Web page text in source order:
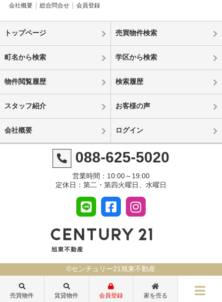
会社概要
総合問合せ 会員登録
トップページ 売買物件検索
町名から検索 学区から検索
物件閲覧履歴 検索履歴
スタッフ紹介 お客様の声
会社概要 ログイン
088-625-5020
営業時間：10:00～19:00
定休日：第二・第四火曜日、水曜日
©センチュリー21旭東不動産
売買物件 賃貸物件 会員登録 家を売る